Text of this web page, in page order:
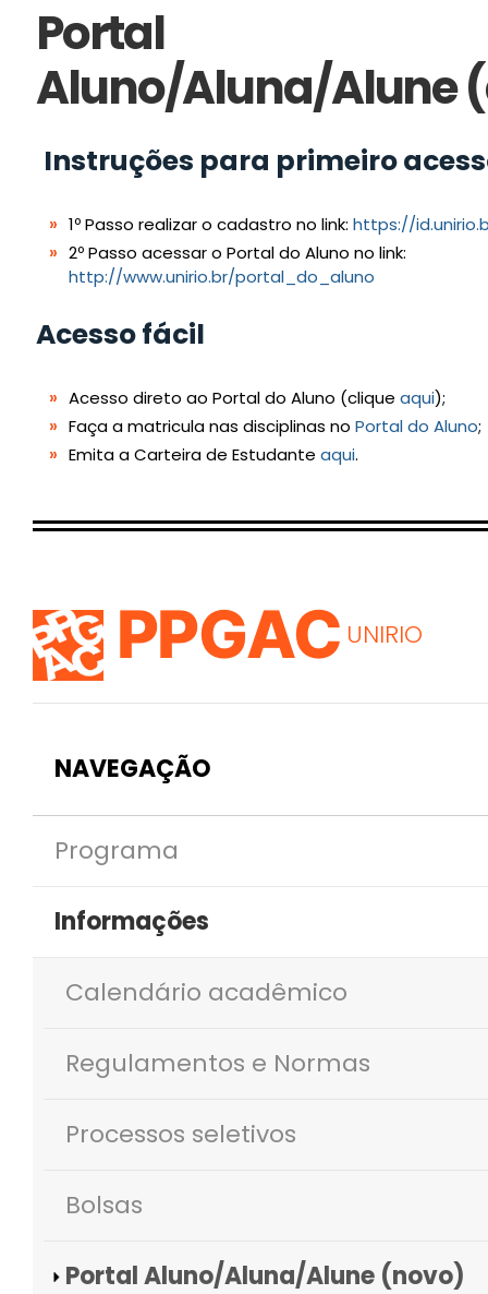
Portal
Aluno/Aluna/Alune
Instruções para primeiro
1º Passo realizar o cadastro no link: https://
2º Passo acessar o Portal do Aluno no link:
http://www.unirio.br/portal_do_aluno
Acesso fácil
Acesso direto ao Portal do Aluno (clique aqui);
Faça a matricula nas disciplinas no Portal do Aluno;
Emita a Carteira de Estudante aqui.
PPGAC UNIRIO
NAVEGAÇÃO
Programa
Informações
Calendário acadêmico
Regulamentos e Normas
Processos seletivos
Bolsas
Portal Aluno/Aluna/Alune (novo)